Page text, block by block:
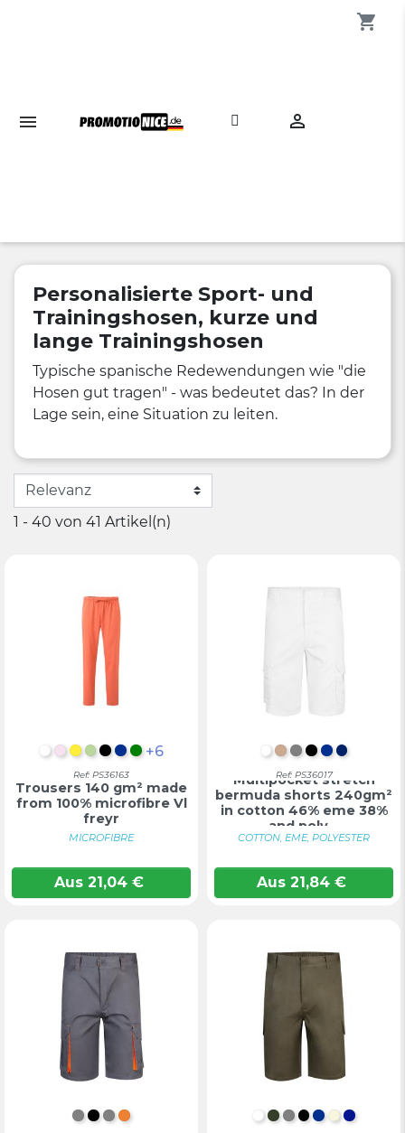

shopping_cart
Personalisierte Sport- und
Trainingshosen, kurze und
lange Trainingshosen
Typische spanische Redewendungen wie "die
Hosen gut tragen" - was bedeutet das? In der
Lage sein, eine Situation zu leiten.
1 - 40 von 41 Artikel(n)
WEIß
PASTELLROSA
GELB
MINTGRÜN
SCHWARZ
BLAU
GRÜN
+6
Ref: PS36163
Trousers 140 gm² made
from 100% microfibre Vl
freyr
MICROFIBRE
Aus 21,04 €
WEIß
NATURAL HELL
GRAU
SCHWARZ
BLAU
Ref: PS36017
Multipocket stretch
bermuda shorts 240gm²
in cotton 46% eme 38%
and poly...
COTTON, EME, POLYESTER
Aus 21,84 €
GRAU/GELB
SCHWARZ/GELB
GRAU/ORANGE
MARINEBLAU/ORANGE
WEIß
MILITÄRGRÜN
GRAU
SCHWARZ
BLAU
NATUR